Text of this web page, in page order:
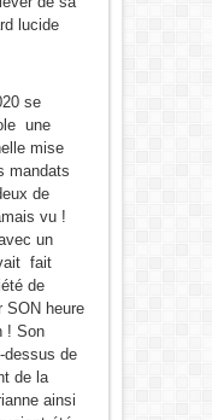
lucide
se
une
mise
mandats
de
vu !
un
fait
de
SON heure
! Son
de
de la
ainsi